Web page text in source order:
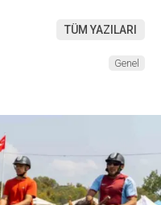
TÜM YAZILARI
Genel